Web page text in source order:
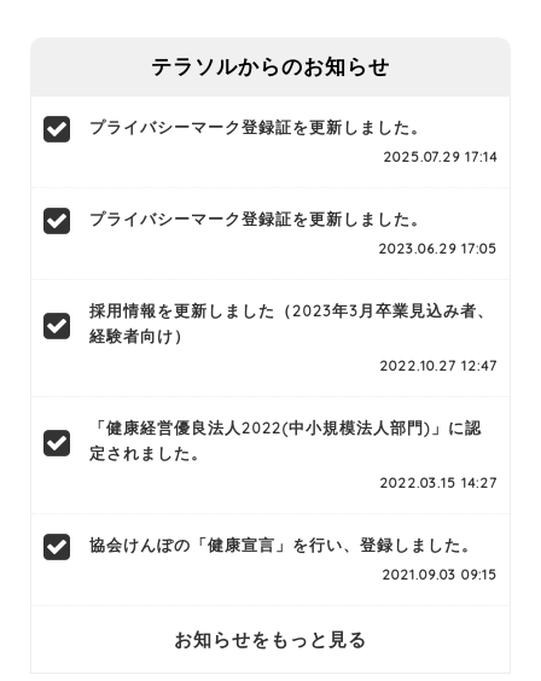
テラソルからのお知らせ
プライバシーマーク登録証を更新しました。
2025.07.29 17:14
プライバシーマーク登録証を更新しました。
2023.06.29 17:05
採用情報を更新しました（2023年3月卒業見込み者、
経験者向け）
2022.10.27 12:47
「健康経営優良法人2022(中小規模法人部門)」に認
定されました。
2022.03.15 14:27
協会けんぽの「健康宣言」を行い、登録しました。
2021.09.03 09:15
お知らせをもっと見る